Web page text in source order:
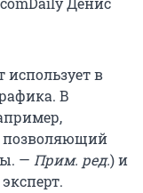
использует в
В
позволяющий
— Прим. ред.) и